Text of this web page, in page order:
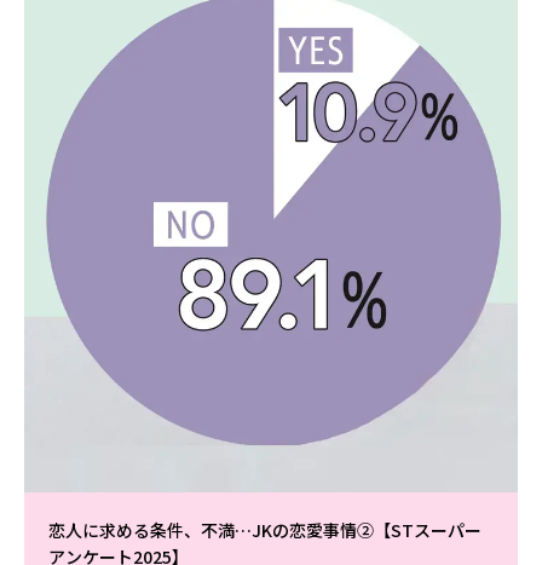
恋人に求める条件、不満…JKの恋愛事情②【STスーパー
アンケート2025】